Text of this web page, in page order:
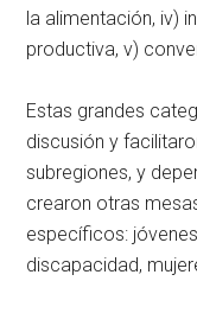
la alimentación, iv)
productiva, v)
Estas grandes
discusión y
subregiones, y
crearon otras
específicos:
discapacidad,